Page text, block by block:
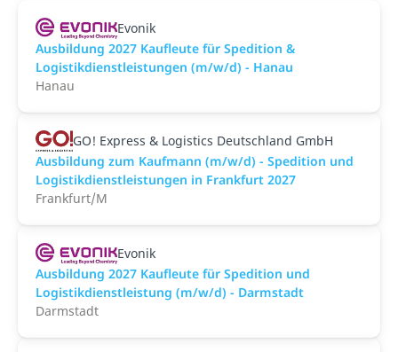
Evonik
Ausbildung 2027 Kaufleute für Spedition &
Logistikdienstleistungen (m/w/d) - Hanau
Hanau
GO! Express & Logistics Deutschland GmbH
Ausbildung zum Kaufmann (m/w/d) - Spedition und
Logistikdienstleistungen in Frankfurt 2027
Frankfurt/M
Evonik
Ausbildung 2027 Kaufleute für Spedition und
Logistikdienstleistung (m/w/d) - Darmstadt
Darmstadt